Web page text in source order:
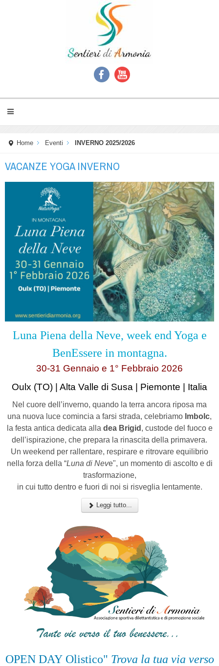
Home Eventi INVERNO 2025/2026
VACANZE YOGA INVERNO
Luna Piena della Neve, week end Yoga e
BenEssere in montagna.
30-31 Gennaio e 1° Febbraio 2026
Oulx (TO) | Alta Valle di Susa | Piemonte | Italia
Nel cuore dell’inverno, quando la terra ancora riposa ma
una nuova luce comincia a farsi strada, celebriamo Imbolc,
la festa antica dedicata alla dea Brigid , custode del fuoco e
dell’ispirazione, che prepara la rinascita della primavera.
Un weekend per rallentare, respirare e ritrovare equilibrio
nella forza della “Luna di Neve", un momento di ascolto e di
trasformazione,
in cui tutto dentro e fuori di noi si risveglia lentamente.
Leggi tutto...
OPEN DAY Olistico" Trova la tua via verso